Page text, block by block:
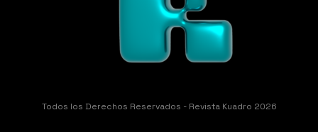
Todos los Derechos Reservados - Revista Kuadro 2026